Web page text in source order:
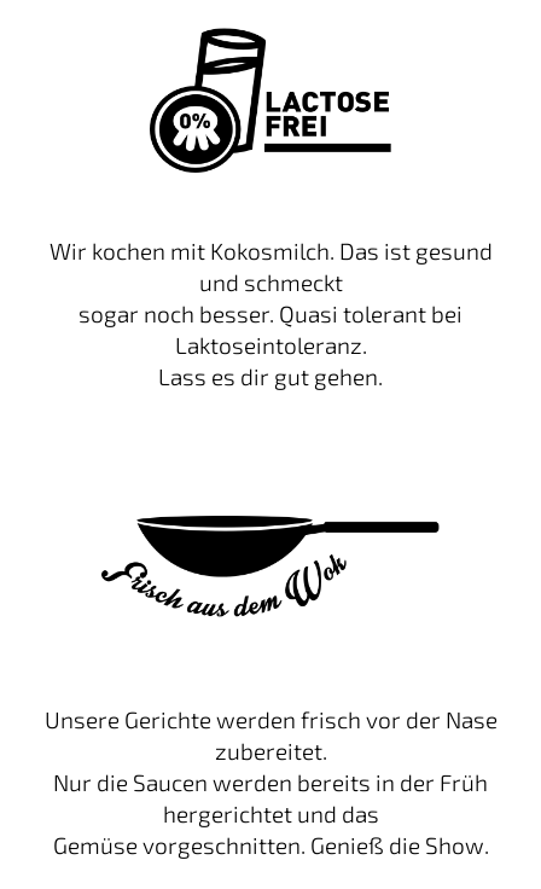
Wir kochen mit Kokosmilch. Das ist gesund
und schmeckt
sogar noch besser. Quasi tolerant bei
Laktoseintoleranz.
Lass es dir gut gehen.
Unsere Gerichte werden frisch vor der Nase
zubereitet.
Nur die Saucen werden bereits in der Früh
hergerichtet und das
Gemüse vorgeschnitten. Genieß die Show.